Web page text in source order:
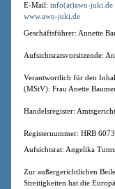
E-Mail: info(at)awo-juki.de
www.awo-juki.de
Geschäftsführer: Annette
Aufsichtsratsvorsitzende:
Verantwortlich für den
(MStV): Frau Anette
Handelsregister:
Registernummer: HRB
Aufsichtsrat: Angelika
Zur außergerichtlichen
Streitigkeiten hat die